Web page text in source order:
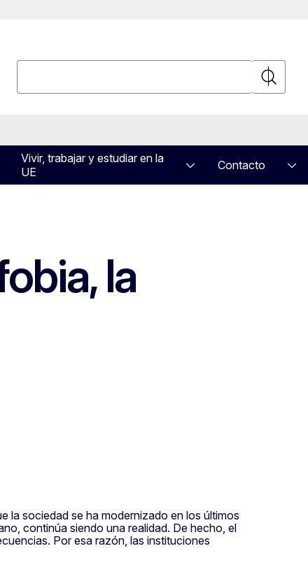
Vivir, trabajar y estudiar en la
UE
Contacto
la
la sociedad se ha modernizado en los últimos
continúa siendo una realidad. De hecho, el
Por esa razón, las instituciones